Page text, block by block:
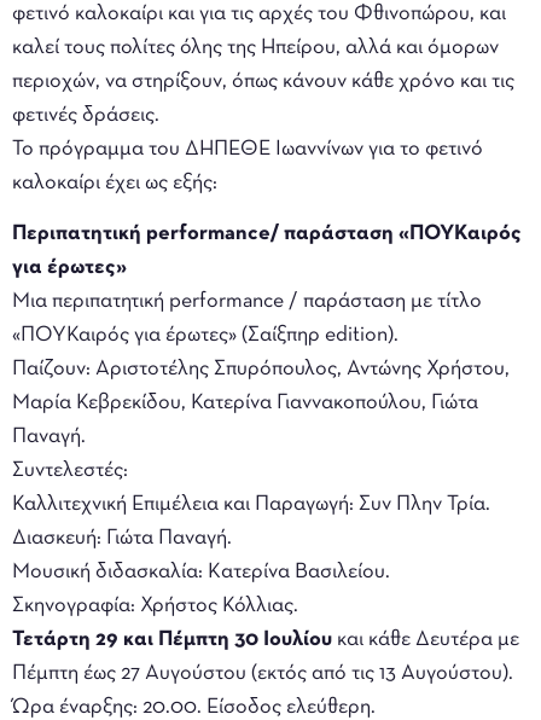
φετινό καλοκαίρι και για τις αρχές του Φθινοπώρου, και
καλεί τους πολίτες όλης της Ηπείρου, αλλά και όμορων
περιοχών, να στηρίξουν, όπως κάνουν κάθε χρόνο και τις
φετινές δράσεις.
Το πρόγραμμα του ΔΗΠΕΘΕ Ιωαννίνων για το φετινό
καλοκαίρι έχει ως εξής:
Περιπατητική performance/ παράσταση «ΠΟΥΚαιρός
για έρωτες»
Μια περιπατητική performance / παράσταση με τίτλο
«ΠΟΥΚαιρός για έρωτες» (Σαίξπηρ edition).
Παίζουν: Αριστοτέλης Σπυρόπουλος, Αντώνης Χρήστου,
Μαρία Κεβρεκίδου, Κατερίνα Γιαννακοπούλου, Γιώτα
Παναγή.
Συντελεστές:
Καλλιτεχνική Επιμέλεια και Παραγωγή: Συν Πλην Τρία.
Διασκευή: Γιώτα Παναγή.
Μουσική διδασκαλία: Kατερίνα Βασιλείου.
Σκηνογραφία: Χρήστος Κόλλιας.
Τετάρτη 29 και Πέμπτη 30 Ιουλίου και κάθε Δευτέρα με
Πέμπτη έως 27 Αυγούστου (εκτός από τις 13 Αυγούστου).
Ώρα έναρξης: 20.00. Είσοδος ελεύθερη.